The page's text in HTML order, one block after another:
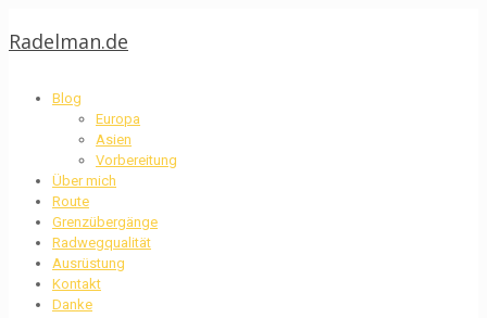
Radelman.de
Blog
Europa
Asien
Vorbereitung
Über mich
Route
Grenzübergänge
Radwegqualität
Ausrüstung
Kontakt
Danke